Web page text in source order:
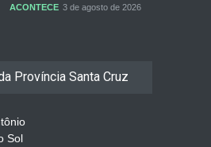
ACONTECE 3 de agosto de 2026
misericórdia
Província Santa Cruz
Sol